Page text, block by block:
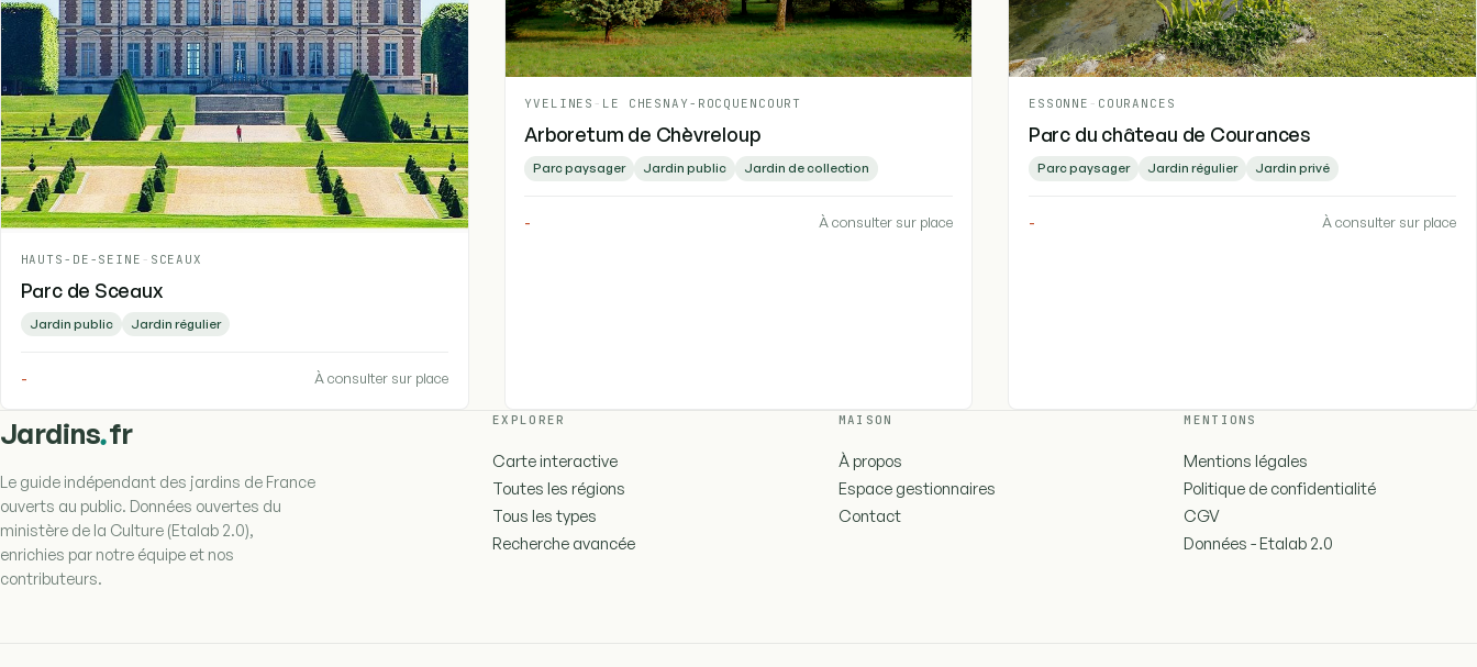
HAUTS-DE-SEINE - SCEAUX
Parc de Sceaux
Jardin public Jardin régulier
- À consulter sur place
YVELINES - LE CHESNAY-ROCQUENCOURT
Arboretum de Chèvreloup
Parc paysager Jardin public Jardin de collection
- À consulter sur place
ESSONNE - COURANCES
Parc du château de Courances
Parc paysager Jardin régulier Jardin privé
- À consulter sur place
Jardins.fr
Le guide indépendant des jardins de France
ouverts au public. Données ouvertes du
ministère de la Culture (Etalab 2.0),
enrichies par notre équipe et nos
contributeurs.
EXPLORER
Carte interactive
Toutes les régions
Tous les types
Recherche avancée
MAISON
À propos
Espace gestionnaires
Contact
MENTIONS
Mentions légales
Politique de confidentialité
CGV
Données - Etalab 2.0